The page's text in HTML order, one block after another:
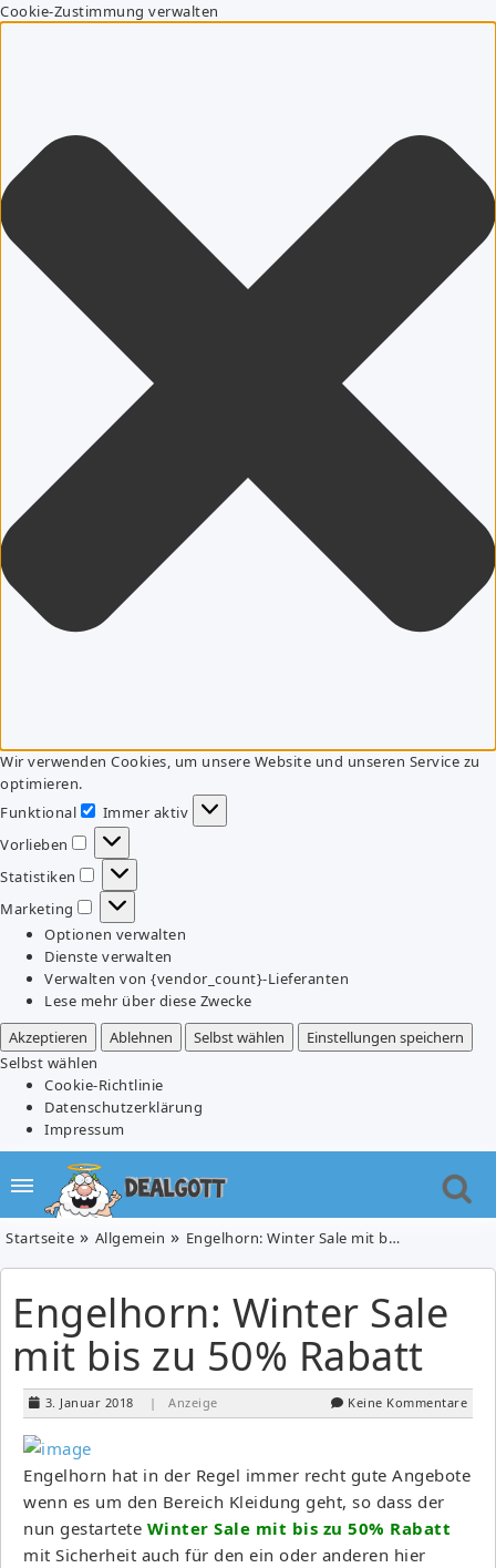
Cookie-Zustimmung verwalten
Wir verwenden Cookies, um unsere Website und unseren Service zu
optimieren.
Funktional
Funktional
Immer aktiv
Vorlieben
Vorlieben
Statistiken
Statistiken
Marketing
Marketing
Optionen verwalten
Dienste verwalten
Verwalten von {vendor_count}-Lieferanten
Lese mehr über diese Zwecke
Akzeptieren
Ablehnen Selbst wählen
Einstellungen speichern
Selbst wählen
Cookie-Richtlinie
Datenschutzerklärung
Impressum
Startseite Allgemein Engelhorn: Winter Sale mit bis zu 50% Rabatt
Engelhorn: Winter Sale
mit bis zu 50% Rabatt
3. Januar 2018 | Anzeige Keine Kommentare
Engelhorn hat in der Regel immer recht gute Angebote
wenn es um den Bereich Kleidung geht, so dass der
nun gestartete Winter Sale mit bis zu 50% Rabatt
mit Sicherheit auch für den ein oder anderen hier